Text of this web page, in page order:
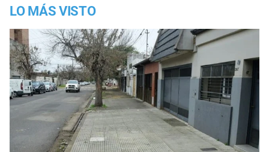
LO MÁS VISTO